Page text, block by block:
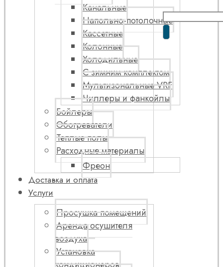
Канальные
Напольно-потолочные
Кассетные
Колонные
Холодильные
С зимним комплектом
Мультизональные VRF
Чиллеры и фанкойлы
Бойлеры
Обогреватели
Теплые полы
Расходные материалы
Фреон
Доставка и оплата
Услуги
Просушка помещений
Аренда осушителя
воздуха
Установка